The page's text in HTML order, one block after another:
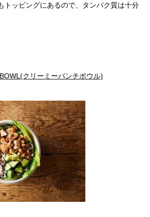
トッピングにあるので、タンパク質は十分
クリーミーパンチボウル)